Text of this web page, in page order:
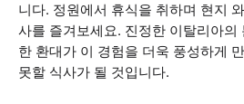
니다. 정원에서 휴식을 취하며 현지
사를 즐겨보세요. 진정한 이탈리아의
한 환대가 이 경험을 더욱 풍성하게
못할 식사가 될 것입니다.